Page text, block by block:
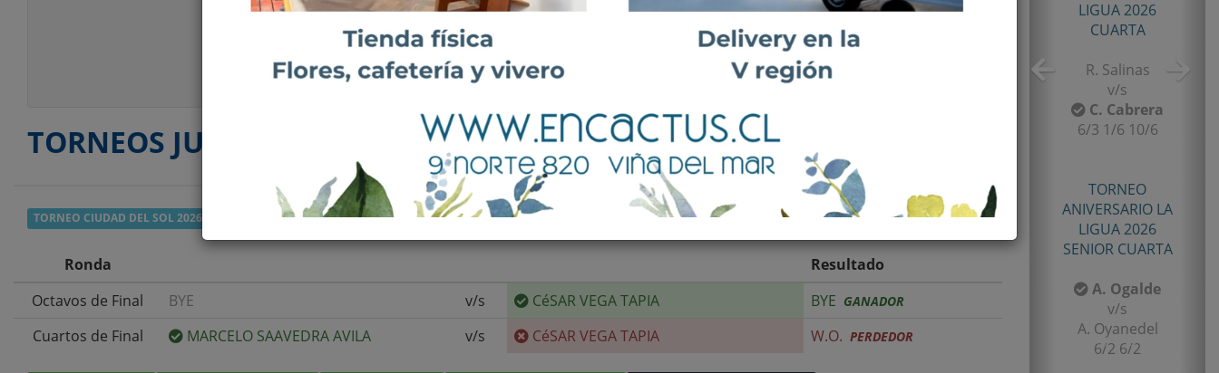
Peso
Estilo Juego
DIESTRO, REVÉS A DOS MANOS, ESTILO: JUGADOR OFENSIVO
TORNEOS JUGADOS
TORNEO CIUDAD DEL SOL 2026 - SENIOR PRIMERA
Ronda
Resultado
Octavos de Final
BYE v/s CéSAR VEGA TAPIA BYE GANADOR
Cuartos de Final MARCELO SAAVEDRA AVILA v/s CéSAR VEGA TAPIA W.O. PERDEDOR
TORNEO TENIS TOUR
QUINTA 2026
E. Castro
v/s
I. Rubiño
TORNEO TENIS TOUR
QUINTA 2026
PRIMERA
F. Matamala
v/s
L. Palma
6-1/6-3